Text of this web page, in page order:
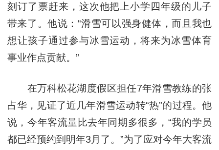
刻订了票赶来，这次他把上小学四年级的儿子
带来了。他说：“滑雪可以强身健体，而且我也
想让孩子通过参与冰雪运动，将来为冰雪体育
事业作点贡献。”
在万科松花湖度假区担任7年滑雪教练的张
占华，见证了近几年滑雪运动转“热”的过程。他
说，今年客流量比去年同期多很多，“我的学员
都已经预约到明年3月了。”为了应对今年大客流